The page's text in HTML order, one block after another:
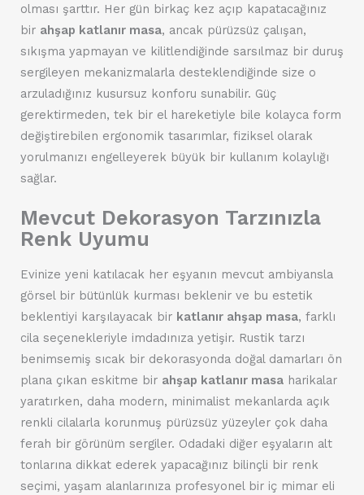
olması şarttır. Her gün birkaç kez açıp kapatacağınız
bir ahşap katlanır masa, ancak pürüzsüz çalışan,
sıkışma yapmayan ve kilitlendiğinde sarsılmaz bir duruş
sergileyen mekanizmalarla desteklendiğinde size o
arzuladığınız kusursuz konforu sunabilir. Güç
gerektirmeden, tek bir el hareketiyle bile kolayca form
değiştirebilen ergonomik tasarımlar, fiziksel olarak
yorulmanızı engelleyerek büyük bir kullanım kolaylığı
sağlar.
Mevcut Dekorasyon Tarzınızla
Renk Uyumu
Evinize yeni katılacak her eşyanın mevcut ambiyansla
görsel bir bütünlük kurması beklenir ve bu estetik
beklentiyi karşılayacak bir katlanır ahşap masa, farklı
cila seçenekleriyle imdadınıza yetişir. Rustik tarzı
benimsemiş sıcak bir dekorasyonda doğal damarları ön
plana çıkan eskitme bir ahşap katlanır masa harikalar
yaratırken, daha modern, minimalist mekanlarda açık
renkli cilalarla korunmuş pürüzsüz yüzeyler çok daha
ferah bir görünüm sergiler. Odadaki diğer eşyaların alt
tonlarına dikkat ederek yapacağınız bilinçli bir renk
seçimi, yaşam alanlarınıza profesyonel bir iç mimar eli